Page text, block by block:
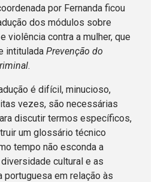
por Fernanda ficou
dos módulos sobre
violência contra a mulher, que
intitulada Prevenção do
.
é difícil, minucioso,
vezes, são necessárias
discutir termos específicos,
um glossário técnico
tempo não esconda a
cultural e as
portuguesa em relação às